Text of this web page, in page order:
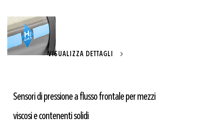
VISUALIZZA DETTAGLI
Sensori di pressione a flusso frontale per mezzi
viscosi e contenenti solidi